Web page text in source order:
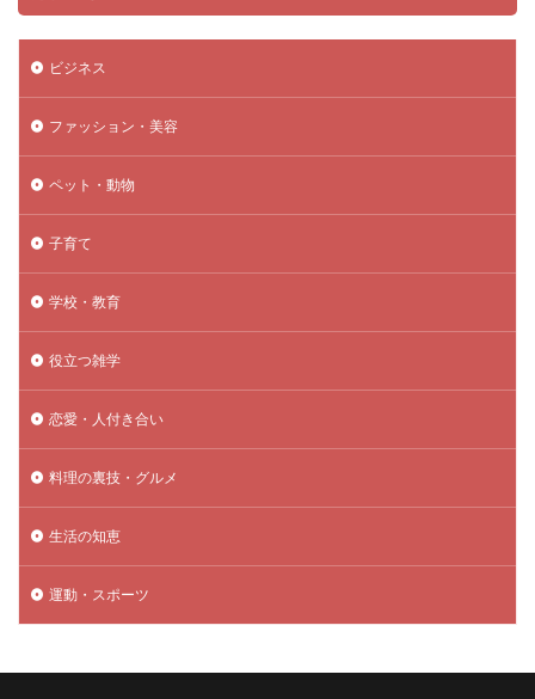
ビジネス
ファッション・美容
ペット・動物
子育て
学校・教育
役立つ雑学
恋愛・人付き合い
料理の裏技・グルメ
生活の知恵
運動・スポーツ